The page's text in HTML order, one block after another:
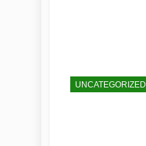
UNCATEGORIZED